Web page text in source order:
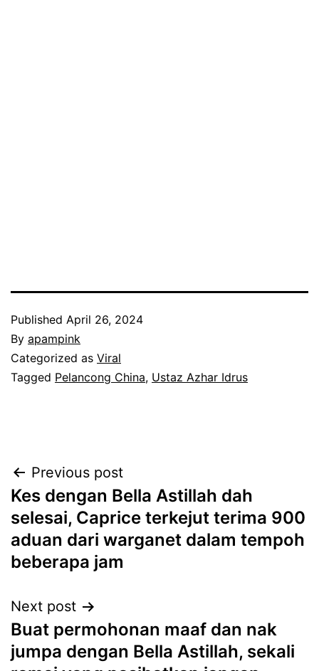
Published April 26, 2024
By apampink
Categorized as Viral
Tagged Pelancong China, Ustaz Azhar Idrus
Post
navigation
Previous post
Kes dengan Bella Astillah dah
selesai, Caprice terkejut terima 900
aduan dari warganet dalam tempoh
beberapa jam
Next post
Buat permohonan maaf dan nak
jumpa dengan Bella Astillah, sekali